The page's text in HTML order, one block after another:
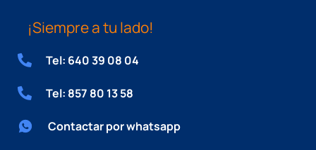
¡Siempre a tu lado!
Tel: 640 39 08 04
Tel: 857 80 13 58
Contactar por whatsapp